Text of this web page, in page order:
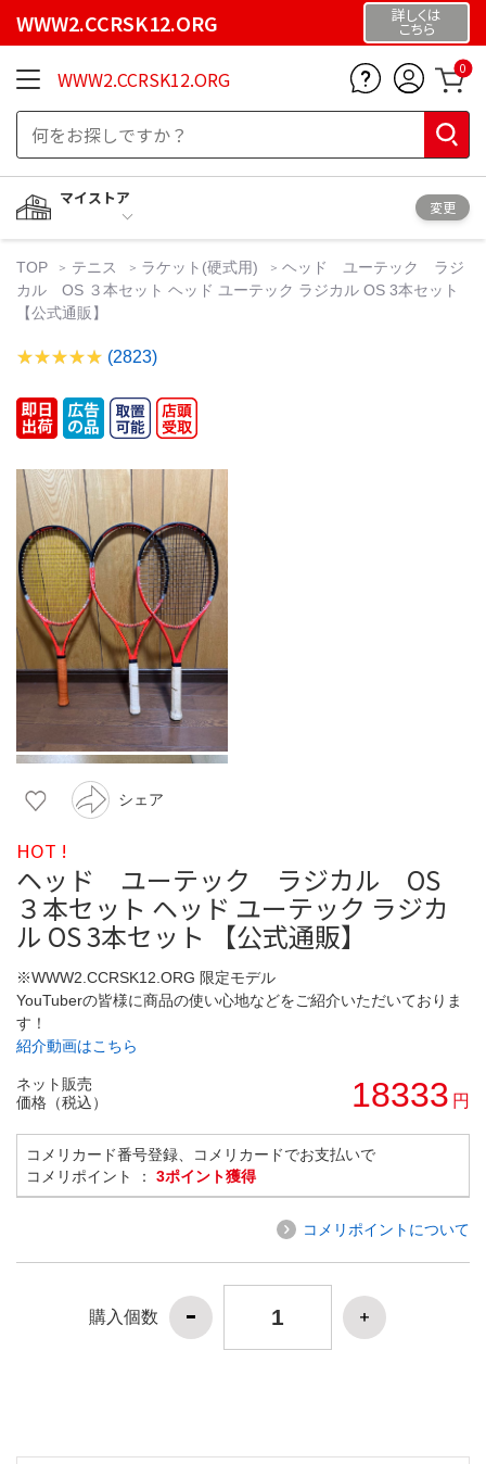
WWW2.CCRSK12.ORG 詳しくは
こちら
WWW2.CCRSK12.ORG 0
マイストア
変更
TOP テニス ラケット(硬式用)
ヘッド ユーテック ラジ
カル OS ３本セット ヘッド ユーテック ラジカル OS 3本セット
【公式通販】
(2823)
シェア
HOT !
ヘッド ユーテック ラジカル OS
３本セット ヘッド ユーテック ラジカ
ル OS 3本セット 【公式通販】
※WWW2.CCRSK12.ORG 限定モデル
YouTuberの皆様に商品の使い心地などをご紹介いただいておりま
す！
紹介動画はこちら
ネット販売
価格（税込）
18333 円
コメリカード番号登録、コメリカードでお支払いで
コメリポイント ： 3ポイント獲得
コメリポイントについて
購入個数